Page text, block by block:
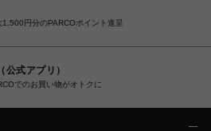
円分のPARCOポイント進呈
式アプリ）
でのお買い物がオトクに